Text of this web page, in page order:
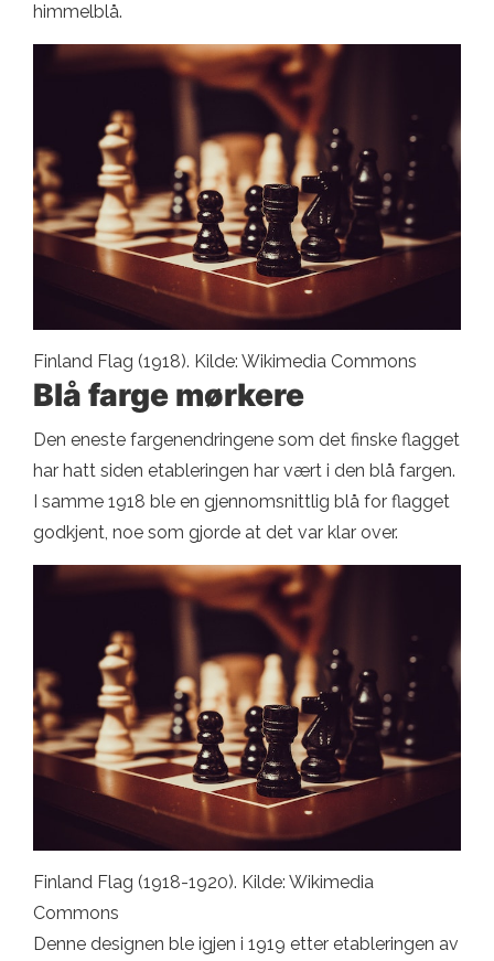
himmelblå.
Finland Flag (1918). Kilde: Wikimedia Commons
Blå farge mørkere
Den eneste fargenendringene som det finske flagget
har hatt siden etableringen har vært i den blå fargen.
I samme 1918 ble en gjennomsnittlig blå for flagget
godkjent, noe som gjorde at det var klar over.
Finland Flag (1918-1920). Kilde: Wikimedia
Commons
Denne designen ble igjen i 1919 etter etableringen av